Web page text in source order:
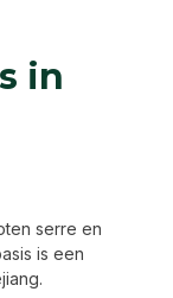
in
serre en
is een